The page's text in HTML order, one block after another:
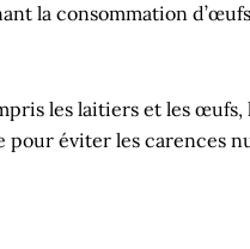
la consommation
les laitiers et les œufs,
éviter les carences